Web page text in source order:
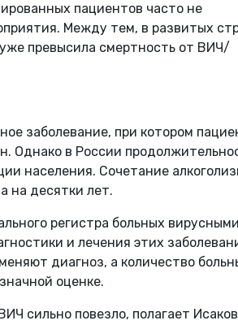
пациентов часто не
Между тем, в развитых
превысила смертность от ВИЧ/
заболевание, при котором
Однако в России
населения. Сочетание
на десятки лет.
регистра больных вирусными
и лечения этих
диагноз, а количество
оценке.
сильно повезло, полагает